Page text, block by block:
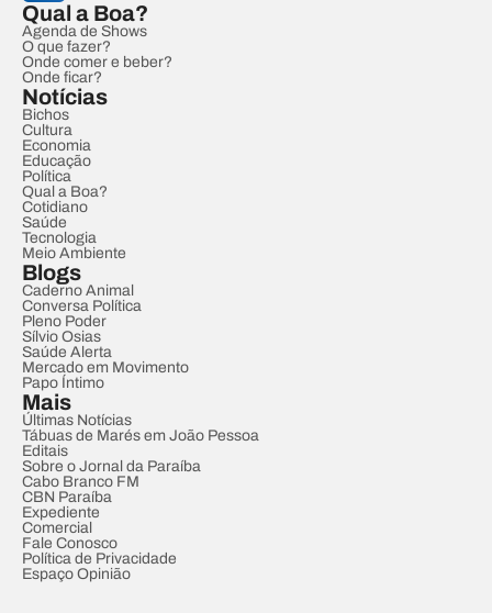
Qual a Boa?
Agenda de Shows
O que fazer?
Onde comer e beber?
Onde ficar?
Notícias
Bichos
Cultura
Economia
Educação
Política
Qual a Boa?
Cotidiano
Saúde
Tecnologia
Meio Ambiente
Blogs
Caderno Animal
Conversa Política
Pleno Poder
Sílvio Osias
Saúde Alerta
Mercado em Movimento
Papo Íntimo
Mais
Últimas Notícias
Tábuas de Marés em João Pessoa
Editais
Sobre o Jornal da Paraíba
Cabo Branco FM
CBN Paraíba
Expediente
Comercial
Fale Conosco
Política de Privacidade
Espaço Opinião